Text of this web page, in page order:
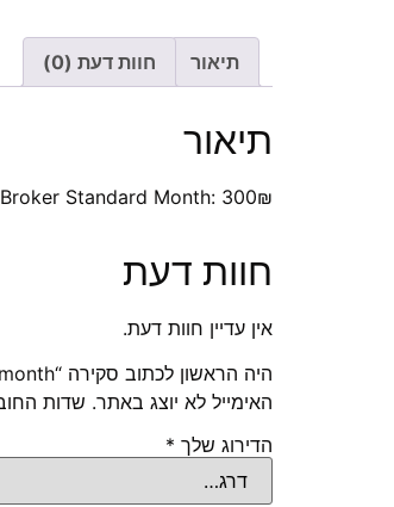
תיאור חוות דעת (0)
תיאור
Broker Standard Month: 300₪
חוות דעת
אין עדיין חוות דעת.
היה הראשון לכתוב סקירה “Broker Premium Method 700₪ per month”
האימייל לא יוצג באתר. שדות
הדירוג שלך *